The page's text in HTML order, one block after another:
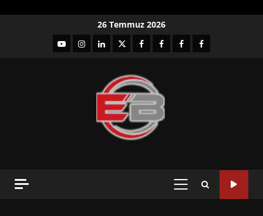
26 Temmuz 2026
YouTubeInstagram
LinkedIntwitterfacebook-Facebook-
Facebook-Facebook-
PRIMARY